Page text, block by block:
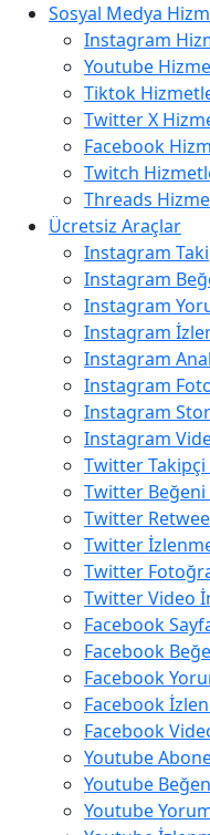
Sosyal Medya
Instagram
Youtube
Tiktok
Twitter X
Facebook
Twitch
Threads
Ücretsiz Araçlar
Instagram
Instagram
Instagram
Instagram
Instagram
Instagram
Instagram
Instagram
Twitter Takipçi
Twitter Beğeni
Twitter
Twitter
Twitter
Twitter Video
Facebook
Facebook
Facebook
Facebook
Facebook
Youtube
Youtube
Youtube